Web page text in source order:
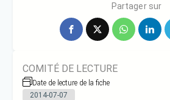
Partager sur
COMITÉ DE LECTURE
Date de lecture de la fiche
2014-07-07